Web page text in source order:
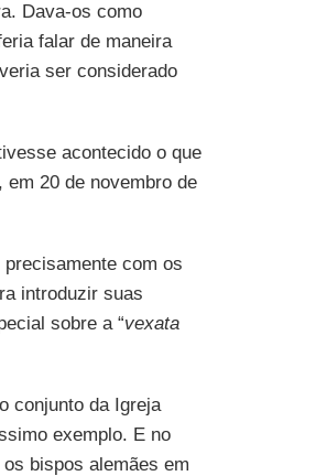
Dava-os como
falar de maneira
ser considerado
acontecido o que
em 20 de novembro de
com os
introduzir suas
sobre a “vexata
conjunto da Igreja
exemplo. E no
bispos alemães em